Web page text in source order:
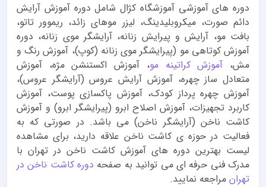
دوره های آموزشی آموزشگاه کژال شامل دوره آموزش آرایش
دائم صورت، میکروبلیدینگ، لیزر موهای زائد، ریموور تاتو،
بافت مو، آرایش و پیرایش زنانه، آرایشگر موی زنانه، دوره
آموزش کوتاهی مو (پیرایشگر موی زنانه (کوپ)، آموزش رنگ و
مش، آموزش کراتینه مو، آموزش اکستنشن مژه، آموزش
متعادل ساز چهره، آموزش آرایش عروس (آرایشگر عروس)،
آموزش چهره پرداز کودک، آموزش پاکسازی پوست، آموزش
کاربرد تجهیزات، آموزش اصلاح ابرو (پیرایشگر ابرو) و آموزش
کاشت ناخن (آرایشگر ناخن) می باشد. در صورتی که به
فعالیت در حوزه ی کاشت ناخن علاقه دارید، برای مشاهده
لیست بهترین دوره های آموزش کاشت ناخن در تهران با
مدرک فنی حرفه ای می توانید به صفحه دوره کاشت ناخن در
تهران مراجعه نمایید.